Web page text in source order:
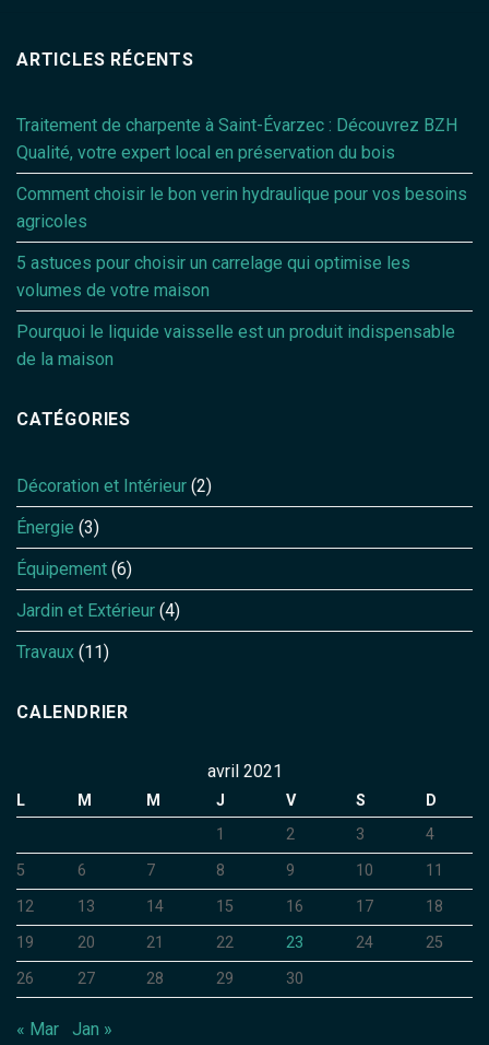
ARTICLES RÉCENTS
Traitement de charpente à Saint-Évarzec : Découvrez BZH
Qualité, votre expert local en préservation du bois
Comment choisir le bon verin hydraulique pour vos besoins
agricoles
5 astuces pour choisir un carrelage qui optimise les
volumes de votre maison
Pourquoi le liquide vaisselle est un produit indispensable
de la maison
CATÉGORIES
Décoration et Intérieur (2)
Énergie (3)
Équipement (6)
Jardin et Extérieur (4)
Travaux (11)
CALENDRIER
avril 2021
L M M J V S
D
1
2 3
4
5
6 7 8 9 10
11
12
13 14 15 16 17
18
19
20 21 22 23 24
25
26
27 28 29 30
« Mar Jan »